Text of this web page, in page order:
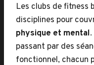
Les clubs de fitness
disciplines pour
physique et mental
passant par des
fonctionnel, chacun